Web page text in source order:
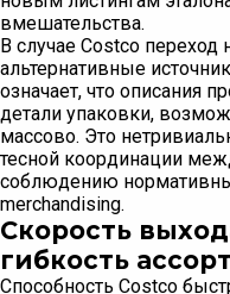
вмешательства.
В случае Costco переход
альтернативные
означает, что описания
детали упаковки,
массово. Это
тесной координации
соблюдению
merchandising.
Скорость
гибкость
Способность Costco